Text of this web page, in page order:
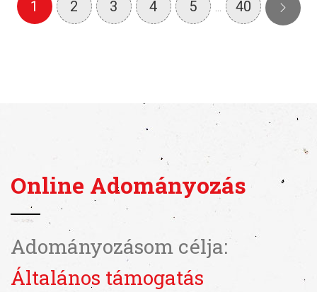
1 2 3 4 5 40
Online Adományozás
Adományozásom célja:
Általános támogatás